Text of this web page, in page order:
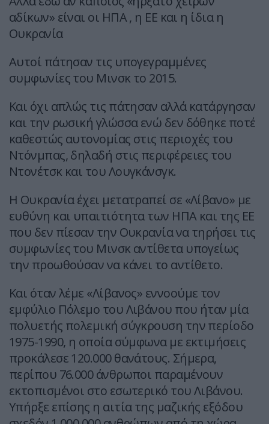
αδίκων» είναι οι ΗΠΑ , η ΕΕ και η ίδια η
Ουκρανία
Αυτοί πάτησαν τις υπογεγραμμένες
συμφωνίες του Μινσκ το 2015.
Και όχι απλώς τις πάτησαν αλλά κατάργησαν
και την ρωσική γλώσσα ενώ δεν δόθηκε ποτέ
καθεστώς αυτονομίας στις περιοχές του
Ντόνμπας, δηλαδή στις περιφέρειες του
Ντονέτσκ και του Λουγκάνσγκ.
Η Ουκρανία έχει μετατραπεί σε «Λίβανο» με
ευθύνη και υπαιτιότητα των ΗΠΑ και της ΕΕ
που δεν πίεσαν την Ουκρανία να τηρήσει τις
συμφωνίες του Μινσκ αντίθετα υπογείως
την προωθούσαν να κάνει το αντίθετο.
Και όταν λέμε «Λίβανος» εννοούμε τον
εμφύλιο Πόλεμο του Λιβάνου που ήταν μία
πολυετής πολεμική σύγκρουση την περίοδο
1975-1990, η οποία σύμφωνα με εκτιμήσεις
προκάλεσε 120.000 θανάτους. Σήμερα,
περίπου 76.000 άνθρωποι παραμένουν
εκτοπισμένοι στο εσωτερικό του Λιβάνου.
Υπήρξε επίσης η αιτία της μαζικής εξόδου